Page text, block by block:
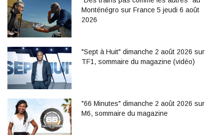
Monténégro sur France 5 jeudi 6 août
2026
"Sept à Huit" dimanche 2 août 2026 sur
TF1, sommaire du magazine (vidéo)
"66 Minutes" dimanche 2 août 2026 sur
M6, sommaire du magazine